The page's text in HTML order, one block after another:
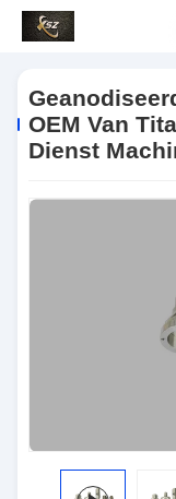
Laag Volume CNC Die
Bewerken
OEM Van
Dienst